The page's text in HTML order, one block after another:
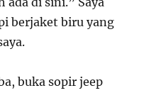
berjaket biru yang
buka sopir jeep